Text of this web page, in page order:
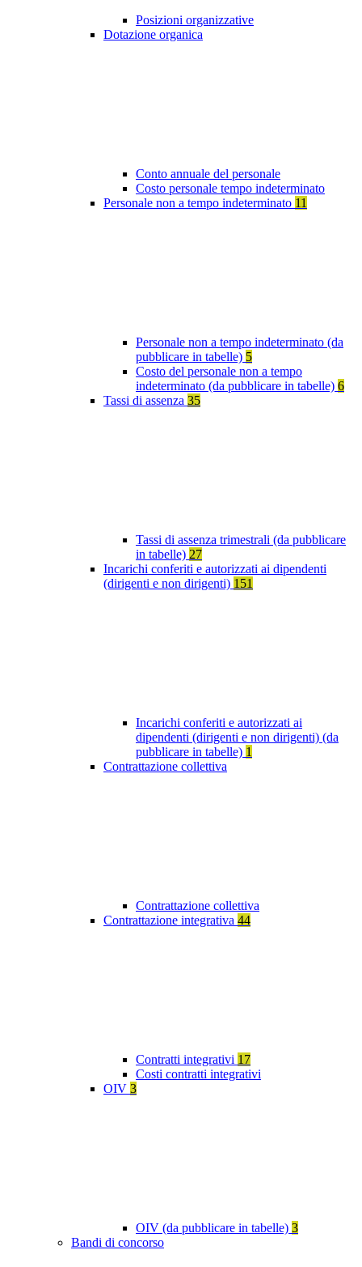
Posizioni organizzative
Dotazione organica
Conto annuale del personale
Costo personale tempo indeterminato
Personale non a tempo indeterminato 11
Personale non a tempo indeterminato (da
pubblicare in tabelle) 5
Costo del personale non a tempo
indeterminato (da pubblicare in tabelle) 6
Tassi di assenza 35
Tassi di assenza trimestrali (da pubblicare
in tabelle) 27
Incarichi conferiti e autorizzati ai dipendenti
(dirigenti e non dirigenti) 151
Incarichi conferiti e autorizzati ai
dipendenti (dirigenti e non dirigenti) (da
pubblicare in tabelle) 1
Contrattazione collettiva
Contrattazione collettiva
Contrattazione integrativa 44
Contratti integrativi 17
Costi contratti integrativi
OIV 3
OIV (da pubblicare in tabelle) 3
Bandi di concorso